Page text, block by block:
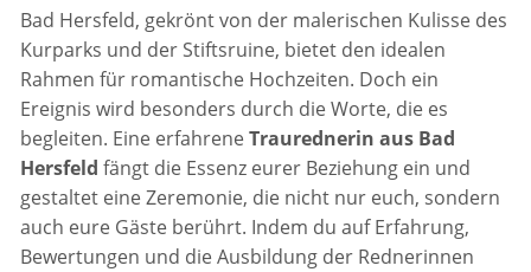
Bad Hersfeld, gekrönt von der malerischen Kulisse des
Kurparks und der Stiftsruine, bietet den idealen
Rahmen für romantische Hochzeiten. Doch ein
Ereignis wird besonders durch die Worte, die es
begleiten. Eine erfahreneTraurednerin aus Bad
Hersfeld fängt die Essenz eurer Beziehung ein und
gestaltet eine Zeremonie, die nicht nur euch, sondern
auch eure Gäste berührt. Indem du auf Erfahrung,
Bewertungen und die Ausbildung der Rednerinnen